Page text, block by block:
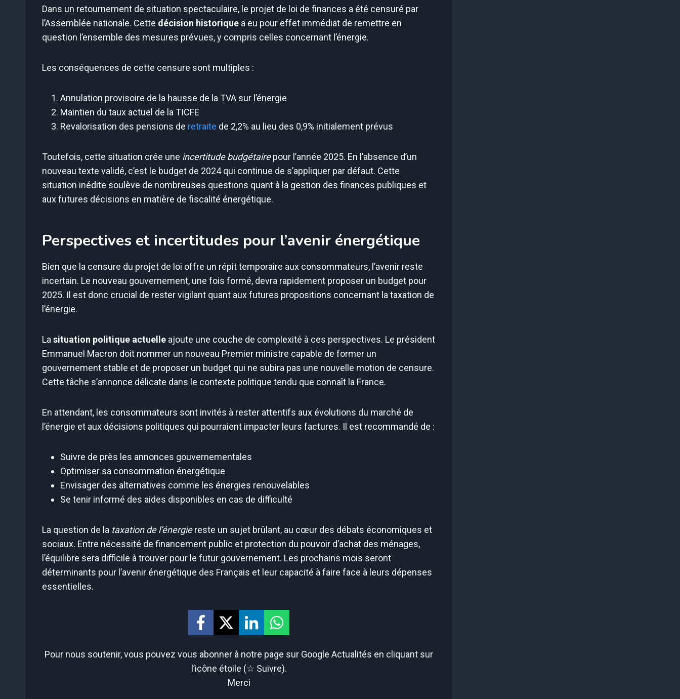
Dans un retournement de situation spectaculaire, le projet de loi de finances a été censuré par
l’Assemblée nationale. Cette décision historique a eu pour effet immédiat de remettre en
question l’ensemble des mesures prévues, y compris celles concernant l’énergie.
Les conséquences de cette censure sont multiples :
Annulation provisoire de la hausse de la TVA sur l’énergie
Maintien du taux actuel de la TICFE
Revalorisation des pensions de retraite de 2,2% au lieu des 0,9% initialement prévus
Toutefois, cette situation crée une incertitude budgétairepour l’année 2025. En l’absence d’un
nouveau texte validé, c’est le budget de 2024 qui continue de s’appliquer par défaut. Cette
situation inédite soulève de nombreuses questions quant à la gestion des finances publiques et
aux futures décisions en matière de fiscalité énergétique.
Perspectives et incertitudes pour l’avenir énergétique
Bien que la censure du projet de loi offre un répit temporaire aux consommateurs, l’avenir reste
incertain. Le nouveau gouvernement, une fois formé, devra rapidement proposer un budget pour
2025. Il est donc crucial de rester vigilant quant aux futures propositions concernant la taxation de
l’énergie.
La situation politique actuelle ajoute une couche de complexité à ces perspectives. Le président
Emmanuel Macron doit nommer un nouveau Premier ministre capable de former un
gouvernement stable et de proposer un budget qui ne subira pas une nouvelle motion de censure.
Cette tâche s’annonce délicate dans le contexte politique tendu que connaît la France.
En attendant, les consommateurs sont invités à rester attentifs aux évolutions du marché de
l’énergie et aux décisions politiques qui pourraient impacter leurs factures. Il est recommandé de :
Suivre de près les annonces gouvernementales
Optimiser sa consommation énergétique
Envisager des alternatives comme les énergies renouvelables
Se tenir informé des aides disponibles en cas de difficulté
La question de la taxation de l’énergiereste un sujet brûlant, au cœur des débats économiques et
sociaux. Entre nécessité de financement public et protection du pouvoir d’achat des ménages,
l’équilibre sera difficile à trouver pour le futur gouvernement. Les prochains mois seront
déterminants pour l’avenir énergétique des Français et leur capacité à faire face à leurs dépenses
essentielles.
Pour nous soutenir, vous pouvez vous abonner à notre page sur Google Actualités en cliquant sur
l’icône étoile (☆ Suivre).
Merci